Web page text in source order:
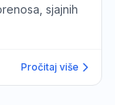
sjajnih
Pročitaj više